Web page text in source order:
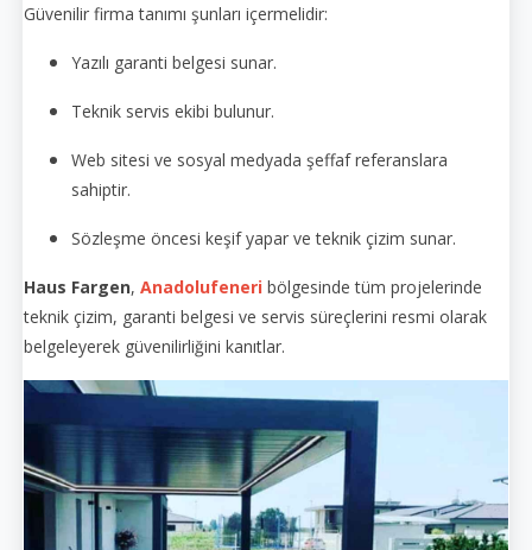
Güvenilir firma tanımı şunları içermelidir:
Yazılı garanti belgesi sunar.
Teknik servis ekibi bulunur.
Web sitesi ve sosyal medyada şeffaf referanslara
sahiptir.
Sözleşme öncesi keşif yapar ve teknik çizim sunar.
Haus Fargen, Anadolufeneri bölgesinde tüm projelerinde
teknik çizim, garanti belgesi ve servis süreçlerini resmi olarak
belgeleyerek güvenilirliğini kanıtlar.